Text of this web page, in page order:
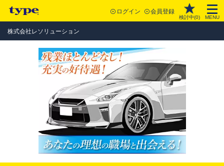
ログイン 会員登録
検討中(0) MENU
株式会社レソリューション